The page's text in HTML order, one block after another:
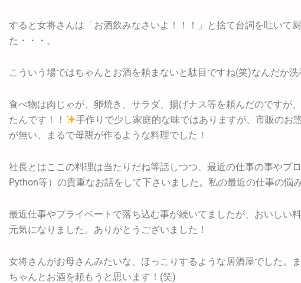
すると女将さんは「お酒飲みなさいよ！！！」と捨て台詞を吐いて
た・・・。
こういう場ではちゃんとお酒を頼まないと駄目ですね(笑)なんだか
食べ物は肉じゃが、卵焼き、サラダ、揚げナス等を頼んだのですが
たんです！！
手作りで少し家庭的な味ではありますが、市販のお
が無い、まるで母親が作るような料理でした！
社長とはここの料理は当たりだね等話しつつ、最近の仕事の事やプロ
Python等）の貴重なお話をして下さいました。私の最近の仕事の悩
最近仕事やプライベートで落ち込む事が続いてましたが、おいしい
元気になりました。ありがとうございました！
女将さんがお母さんみたいな、ほっこりするような居酒屋でした。
ちゃんとお酒を頼もうと思います！(笑)